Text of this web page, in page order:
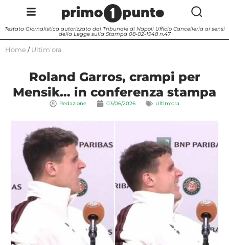
Testata Giornalistica autorizzata dal Tribunale di Napoli Ufficio Cancelleria ai sensi
della Legge sulla Stampa 08-02-1948 n.47
Home / Ultim'ora
Roland Garros, crampi per
Mensik… in conferenza stampa
Redazione 03/06/2026 Ultim'ora